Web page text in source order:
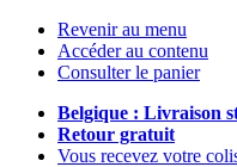
Revenir au menu
Accéder au contenu
Consulter le panier
Belgique : Livraison
Retour gratuit
Vous recevez votre